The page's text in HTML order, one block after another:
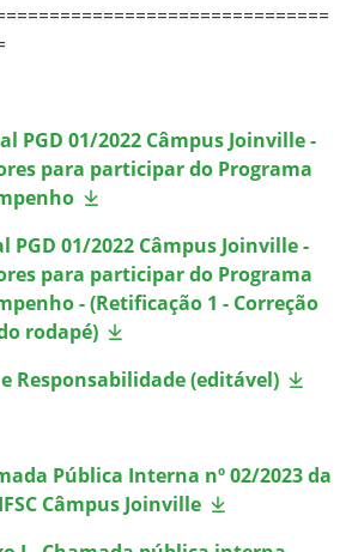
PGD 01/2022 Câmpus Joinville -
para participar do Programa
PGD 01/2022 Câmpus Joinville -
para participar do Programa
- (Retificação 1 - Correção
rodapé)
Responsabilidade (editável)
Pública Interna nº 02/2023 da
Câmpus Joinville